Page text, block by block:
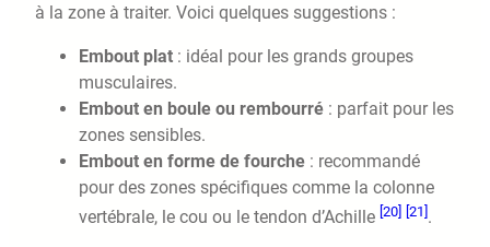
à la zone à traiter. Voici quelques suggestions :
Embout plat : idéal pour les grands groupes
musculaires.
Embout en boule ou rembourré : parfait pour les
zones sensibles.
Embout en forme de fourche : recommandé
pour des zones spécifiques comme la colonne
vertébrale, le cou ou le tendon d’Achille [20] [21] .